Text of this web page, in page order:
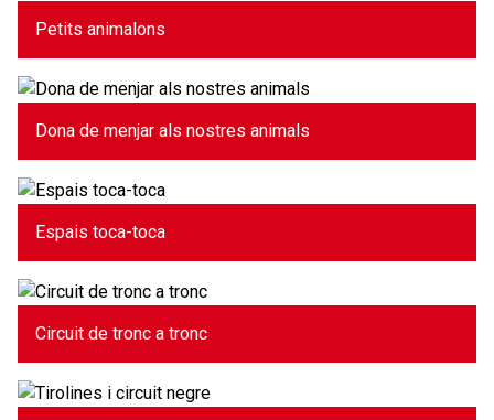
Petits animalons
Dona de menjar als nostres animals
Espais toca-toca
Circuit de tronc a tronc